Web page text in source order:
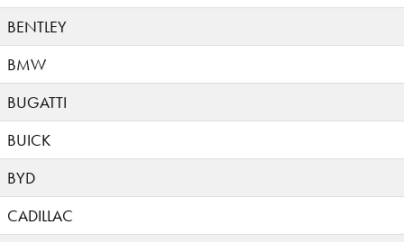
BENTLEY
BMW
BUGATTI
BUICK
BYD
CADILLAC